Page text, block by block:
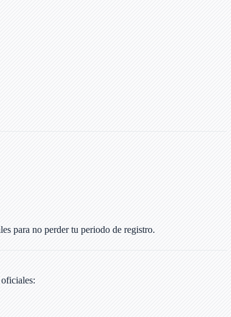
para no perder tu periodo de registro.